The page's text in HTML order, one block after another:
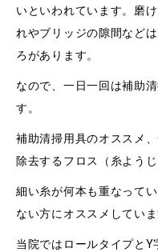
いといわれています。磨
れやブリッジの隙間など
ろがあります。
なので、一日一回は補助
す。
補助清掃用具のオススメ
除去するフロス（糸ようじ
細い糸が何本も重なって
ない方にオススメしていま
当院ではロールタイプとY